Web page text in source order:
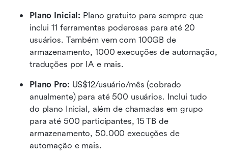
Plano Inicial: Plano gratuito para sempre que
inclui 11 ferramentas poderosas para até 20
usuários. Também vem com 100GB de
armazenamento, 1000 execuções de automação,
traduções por IA e mais.
Plano Pro: US$12/usuário/mês (cobrado
anualmente) para até 500 usuários. Inclui tudo
do plano Inicial, além de chamadas em grupo
para até 500 participantes, 15 TB de
armazenamento, 50.000 execuções de
automação e mais.